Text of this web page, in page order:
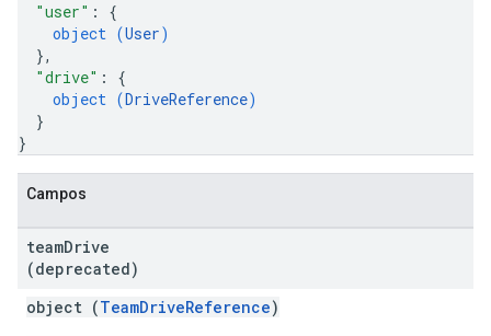
"user" : {
object (User)
},
"drive" : {
object (DriveReference)
}
}
Campos
teamDrive
(deprecated)
object (TeamDriveReference)